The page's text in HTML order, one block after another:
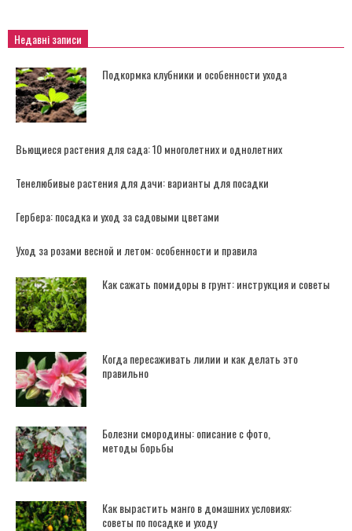
Недавні записи
Подкормка клубники и особенности ухода
Вьющиеся растения для сада: 10 многолетних и однолетних
Тенелюбивые растения для дачи: варианты для посадки
Гербера: посадка и уход за садовыми цветами
Уход за розами весной и летом: особенности и правила
Как сажать помидоры в грунт: инструкция и советы
Когда пересаживать лилии и как делать это
правильно
Болезни смородины: описание с фото,
методы борьбы
Как вырастить манго в домашних условиях:
советы по посадке и уходу